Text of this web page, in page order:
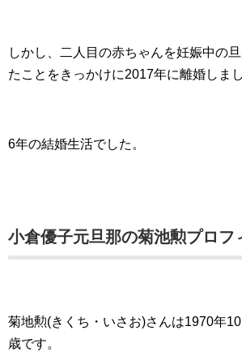
しかし、二人目の赤ちゃんを妊娠中の
たことをきっかけに2017年に離婚しまし
6年の結婚生活でした。
小倉優子元旦那の菊池勲プロフ
菊地勲(きくち・いさお)さんは1970年
歳です。